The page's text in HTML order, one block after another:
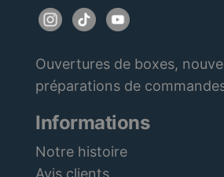
Ouvertures de boxes,
préparations de
Informations
Notre histoire
Avis clients